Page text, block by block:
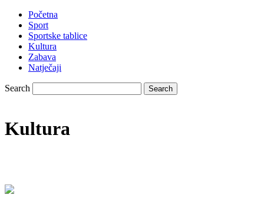
Početna
Sport
Sportske tablice
Kultura
Zabava
Natječaji
Search
Kultura